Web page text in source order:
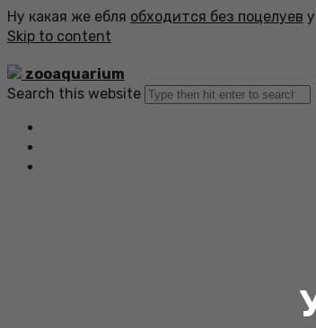
Ну какая же ебля обходится без поцелуев
Skip to content
zooaquarium
Search this website